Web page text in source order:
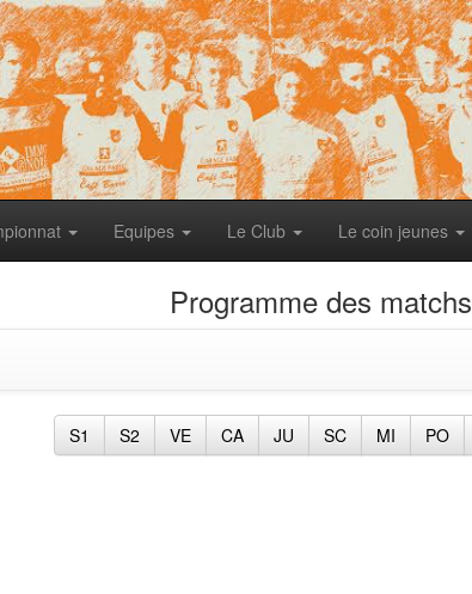
Equipes Le Club Le coin jeunes
Programme des matchs
S1 S2 VE CA JU SC MI PO